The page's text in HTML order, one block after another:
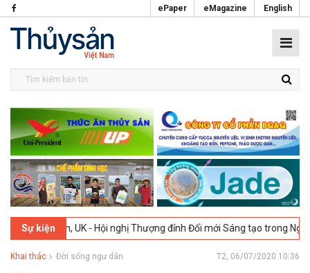
ePaper eMagazine English
Sự kiện
London, UK - Hội nghị Thượng đỉnh Đổi mới Sáng tạo trong Ngành
Khai thác Đời sống ngư dân T2, 06/07/2020 10:36